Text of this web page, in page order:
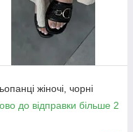
жіночі, чорні
до відправки більше 2